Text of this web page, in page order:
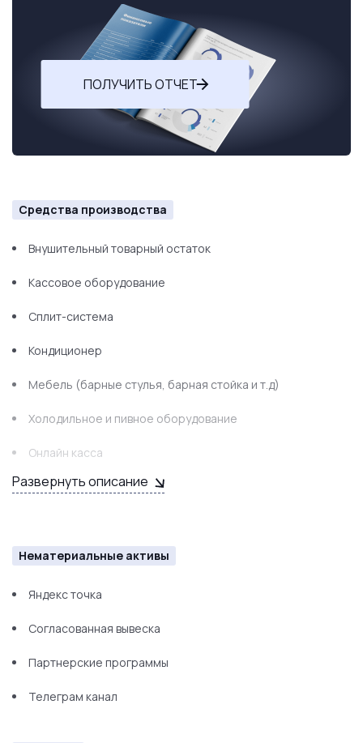
ПОЛУЧИТЬ ОТЧЕТ
Средства производства
Внушительный товарный остаток
Кассовое оборудование
Сплит-система
Кондиционер
Мебель (барные стулья, барная стойка и т.д)
Холодильное и пивное оборудование
Онлайн касса
Телевизор
Развернуть описание
Нематериальные активы
Яндекс точка
Согласованная вывеска
Партнерские программы
Телеграм канал